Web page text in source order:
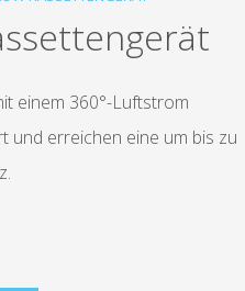
einem 360°-Luftstrom
erreichen eine um bis zu